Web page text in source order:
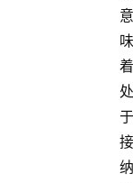
意
味
着
处
于
接
纳